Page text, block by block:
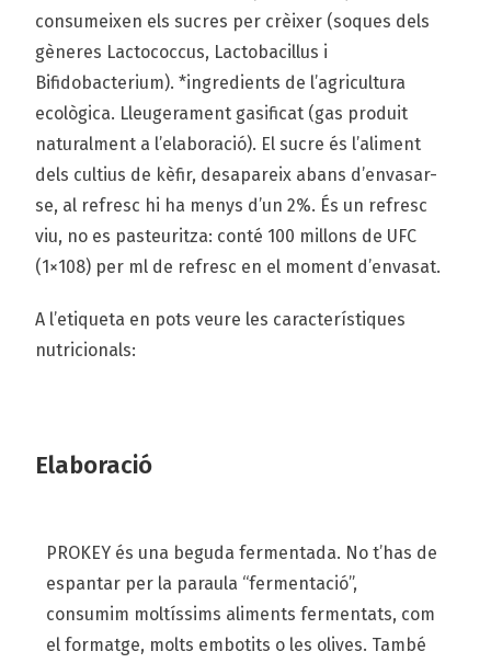
consumeixen els sucres per crèixer (soques dels
gèneres Lactococcus, Lactobacillus i
Bifidobacterium). *ingredients de l’agricultura
ecològica. Lleugerament gasificat (gas produit
naturalment a l’elaboració). El sucre és l’aliment
dels cultius de kèfir, desapareix abans d’envasar-
se, al refresc hi ha menys d’un 2%. És un refresc
viu, no es pasteuritza: conté 100 millons de UFC
(1×108) per ml de refresc en el moment d’envasat.
A l’etiqueta en pots veure les característiques
nutricionals:
Elaboració
PROKEY és una beguda fermentada. No t’has de
espantar per la paraula “fermentació”,
consumim moltíssims aliments fermentats, com
el formatge, molts embotits o les olives. També